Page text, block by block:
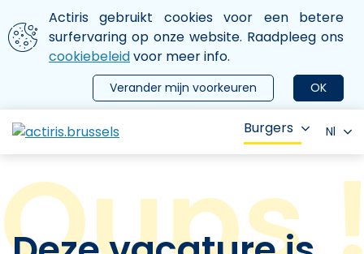
Aller au contenu principal
We gebruiken cookies
Actiris gebruikt cookies voor een betere
surfervaring op onze website. Raadpleeg ons
cookiebeleidvoor meer info.
OK
Verander mijn voorkeuren
le menu
Burgers Nl